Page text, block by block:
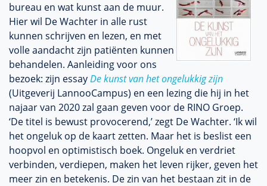
bureau en wat kunst aan de muur.
Hier wil De Wachter in alle rust
kunnen schrijven en lezen, en met
volle aandacht zijn patiënten kunnen
behandelen. Aanleiding voor ons
bezoek: zijn essayDe kunst van het ongelukkig zijn
(Uitgeverij LannooCampus) en een lezing die hij in het
najaar van 2020 zal gaan geven voor de RINO Groep.
‘De titel is bewust provocerend,’ zegt De Wachter. ‘Ik wil
het ongeluk op de kaart zetten. Maar het is beslist een
hoopvol en optimistisch boek. Ongeluk en verdriet
verbinden, verdiepen, maken het leven rijker, geven het
meer zin en betekenis. De zin van het bestaan zit in de